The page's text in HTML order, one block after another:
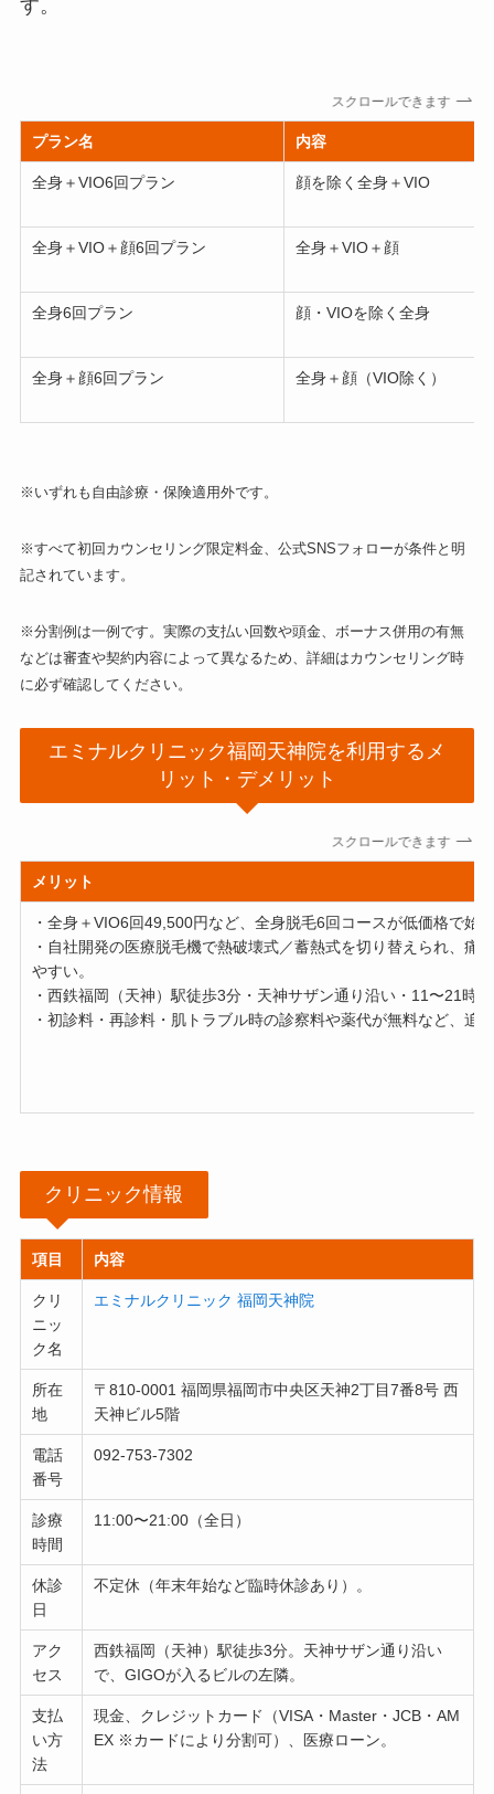
す。
スクロールできます
プラン名 内容
全身＋VIO6回プラン 顔を除く全身＋VIO
全身＋VIO＋顔6回プラン 全身＋VIO＋顔
全身6回プラン 顔・VIOを除く全身
全身＋顔6回プラン 全身＋顔（VIO除く）
※いずれも自由診療・保険適用外です。
※すべて初回カウンセリング限定料金、公式SNSフォローが条件と明
記されています。
※分割例は一例です。実際の支払い回数や頭金、ボーナス併用の有無
などは審査や契約内容によって異なるため、詳細はカウンセリング時
に必ず確認してください。
エミナルクリニック福岡天神院を利用するメ
リット・デメリット
スクロールできます
メリット
・全身＋VIO6回49,500円など、全身脱毛6回コースが低価格で始
・自社開発の医療脱毛機で熱破壊式／蓄熱式を切り替えられ、痛
やすい。
・西鉄福岡（天神）駅徒歩3分・天神サザン通り沿い・11〜21時
・初診料・再診料・肌トラブル時の診察料や薬代が無料など、追
クリニック情報
項目 内容
クリ
ニッ
ク名
エミナルクリニック 福岡天神院
所在
地
〒810-0001 福岡県福岡市中央区天神2丁目7番8号 西
天神ビル5階
電話
番号
092-753-7302
診療
時間
11:00〜21:00（全日）
休診
日
不定休（年末年始など臨時休診あり）。
アク
セス
西鉄福岡（天神）駅徒歩3分。天神サザン通り沿い
で、GIGOが入るビルの左隣。
支払
い方
法
現金、クレジットカード（VISA・Master・JCB・AM
EX ※カードにより分割可）、医療ローン。